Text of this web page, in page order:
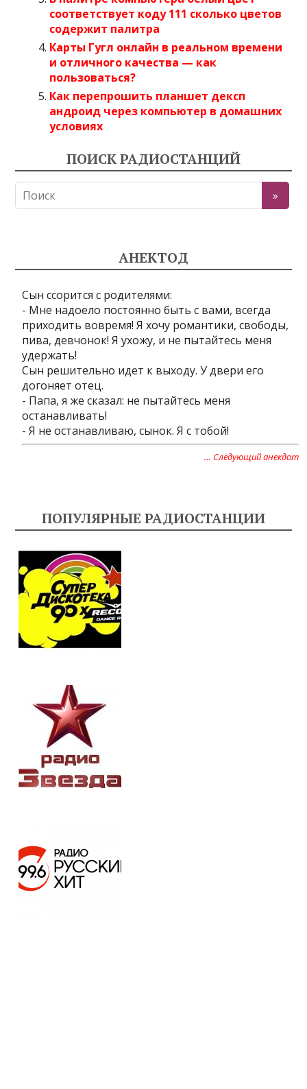
соответствует коду 111 сколько цветов
содержит палитра
Карты Гугл онлайн в реальном времени
и отличного качества — как
пользоваться?
Как перепрошить планшет дексп
андроид через компьютер в домашних
условиях
ПОИСК РАДИОСТАНЦИЙ
АНЕКТОД
Сын ссорится с родителями:
- Мне надоело постоянно быть с вами, всегда
приходить вовремя! Я хочу романтики, свободы,
пива, девчонок! Я ухожу, и не пытайтесь меня
удержать!
Сын решительно идет к выходу. У двери его
догоняет отец.
- Папа, я же сказал: не пытайтесь меня
останавливать!
- Я не останавливаю, сынок. Я с тобой!
… Следующий анекдот
ПОПУЛЯРНЫЕ РАДИОСТАНЦИИ